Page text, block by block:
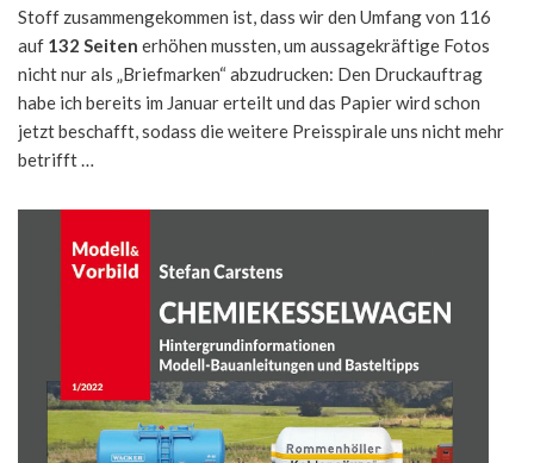
Stoff zusammengekommen ist, dass wir den Umfang von 116
auf 132 Seiten erhöhen mussten, um aussagekräftige Fotos
nicht nur als „Briefmarken“ abzudrucken: Den Druckauftrag
habe ich bereits im Januar erteilt und das Papier wird schon
jetzt beschafft, sodass die weitere Preisspirale uns nicht mehr
betrifft …